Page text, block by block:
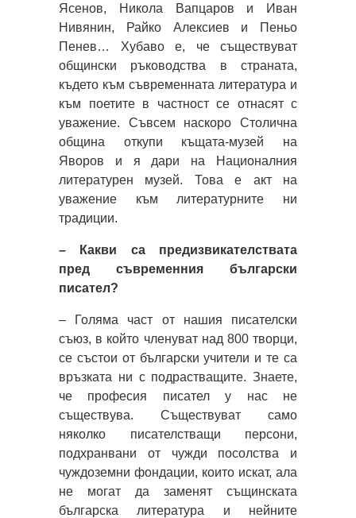
Ясенов, Никола Вапцаров и Иван
Нивянин, Райко Алексиев и Пеньо
Пенев… Хубаво е, че съществуват
общински ръководства в страната,
където към съвременната литература и
към поетите в частност се отнасят с
уважение. Съвсем наскоро Столична
община откупи къщата-музей на
Яворов и я дари на Националния
литературен музей. Това е акт на
уважение към литературните ни
традиции.
– Какви са предизвикателствата
пред съвременния български
писател?
– Голяма част от нашия писателски
съюз, в който членуват над 800 творци,
се състои от български учители и те са
връзката ни с подрастващите. Знаете,
че професия писател у нас не
съществува. Съществуват само
няколко писателстващи персони,
подхранвани от чужди посолства и
чуждоземни фондации, които искат, ала
не могат да заменят същинската
българска литература и нейните